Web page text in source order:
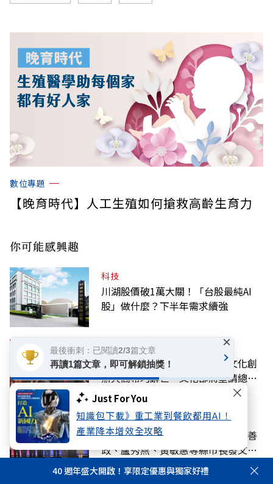
Just For You
知識包下載》重工業到餐飲都用AI！
產業降本增效全攻略
數位專題
【晚育時代】人工生殖如何搶救高齡生育力
你可能感興趣
科技
川湖股價破1萬大關！「台股最純AI
股」做什麼？下半年需求續強
話題
厚植臺灣軟實力！遠見‧天下文化創
辦人高希均辭世，文化部將呈請總統
明令褒揚
話題
「永遠懷念高教授！」陳其邁、張善
政、盧秀燕、黃敏惠等縣市長發文弔
唁高希均
40 週年盛大開啟！享限定優惠與獨家好禮
最後衝刺：已閱讀2/3篇文章
再讀1篇文章，即可解鎖抽獎！
×